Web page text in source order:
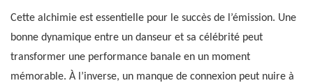
Cette alchimie est essentielle pour le succès de l’émission. Une
bonne dynamique entre un danseur et sa célébrité peut
transformer une performance banale en un moment
mémorable. À l’inverse, un manque de connexion peut nuire à